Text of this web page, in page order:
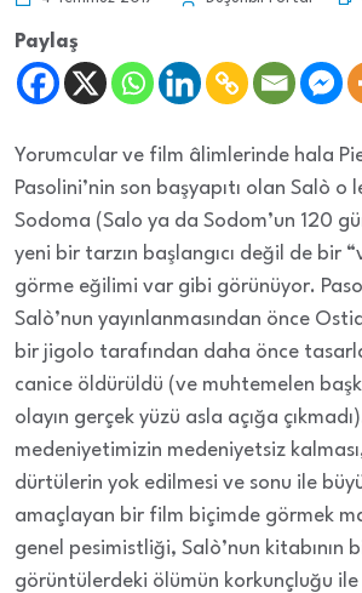
Paylaş
Yorumcular ve film âlimlerinde hala
Pasolini’nin son başyapıtı olan Salò
Sodoma (Salo ya da Sodom’un 120
yeni bir tarzın başlangıcı değil de bir
görme eğilimi var gibi görünüyor.
Salò’nun yayınlanmasından önce
bir jigolo tarafından daha önce
canice öldürüldü (ve muhtemelen
olayın gerçek yüzü asla açığa
medeniyetimizin medeniyetsiz
dürtülerin yok edilmesi ve sonu ile
amaçlayan bir film biçimde görmek
genel pesimistliği, Salò’nun kitabının
görüntülerdeki ölümün korkunçluğu